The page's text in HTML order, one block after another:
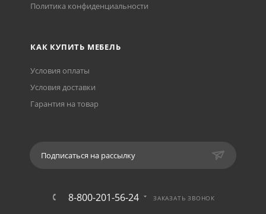
Политика конфиденциальности
КАК КУПИТЬ МЕБЕЛЬ
Условия оплаты
Условия доставки
Гарантия на товар
Подписаться на рассылку
8-800-201-56-24 ЗАКАЗАТЬ ЗВОНОК